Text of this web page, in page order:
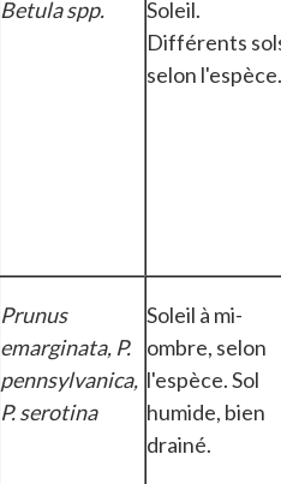
Betula spp.
Soleil.
Différents
selon l'espèce.
Prunus
emarginata, P.
pennsylvanica,
P. serotina
Soleil à mi-
ombre, selon
l'espèce. Sol
humide, bien
drainé.